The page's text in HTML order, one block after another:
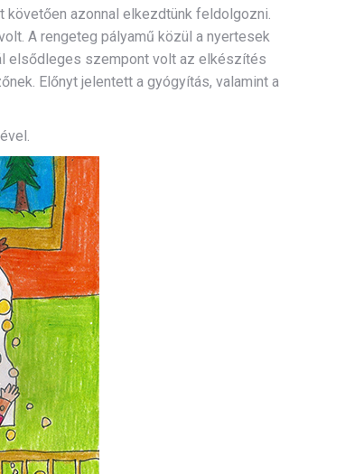
követően azonnal elkezdtünk feldolgozni.
A rengeteg pályamű közül a nyertesek
elsődleges szempont volt az elkészítés
Előnyt jelentett a gyógyítás, valamint a